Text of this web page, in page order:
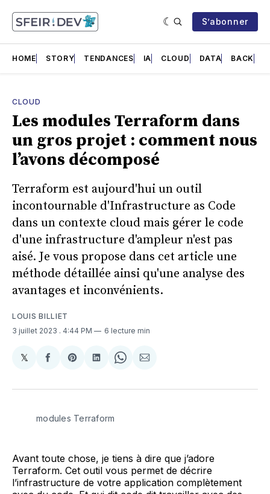
S’abonner
HOME STORY TENDANCES IA CLOUD DATA BACK
CLOUD
Les modules Terraform dans
un gros projet : comment nous
l’avons décomposé
Terraform est aujourd'hui un outil
incontournable d'Infrastructure as Code
dans un contexte cloud mais gérer le code
d'une infrastructure d'ampleur n'est pas
aisé. Je vous propose dans cet article une
méthode détaillée ainsi qu'une analyse des
avantages et inconvénients.
LOUIS BILLIET
3 juillet 2023 . 4:44 PM 6 lecture min
𝕏Share
X
Partager
Facebook
Share
Pinterest
Partager
LinkedIn
Share
WhatsApp
Partager
Courriel
modules Terraform
Avant toute chose, je tiens à dire que j’adore
Terraform. Cet outil vous permet de décrire
l’infrastructure de votre application complètement